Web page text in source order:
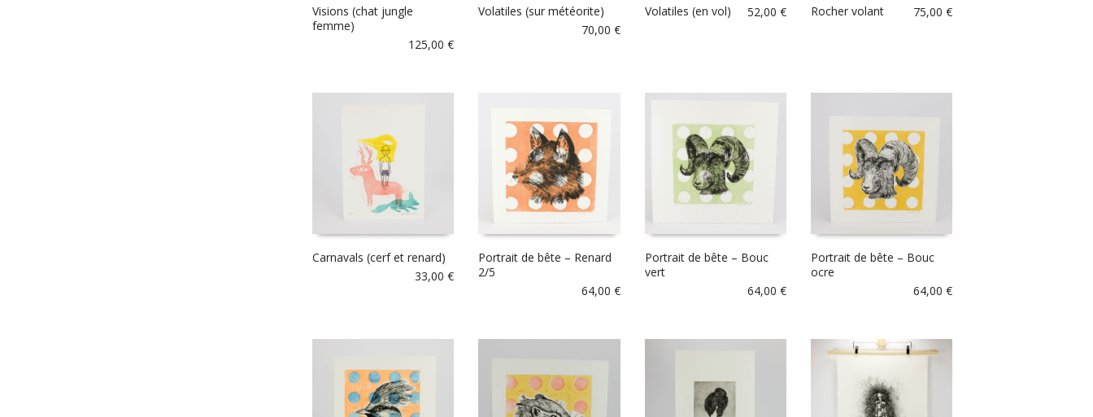
Visions (chat jungle
femme)
125,00€
Volatiles (sur météorite)
70,00 €
Volatiles (en vol) 52,00€ Rocher volant 75,00€
Carnavals (cerf et renard)
33,00€
Portrait de bête – Renard
2/5
64,00 €
Portrait de bête – Bouc
vert
64,00€
Portrait de bête – Bouc
ocre
64,00€